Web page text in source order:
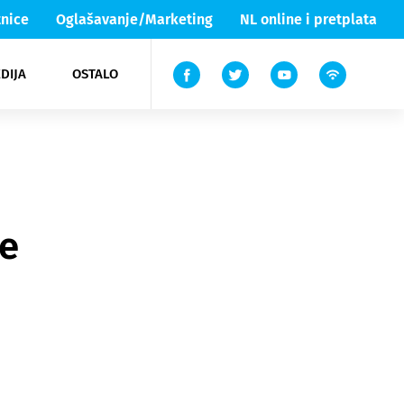
Oglašavanje/Marketing NL online i pretplata
OSTALO
Lika & Senj
TV